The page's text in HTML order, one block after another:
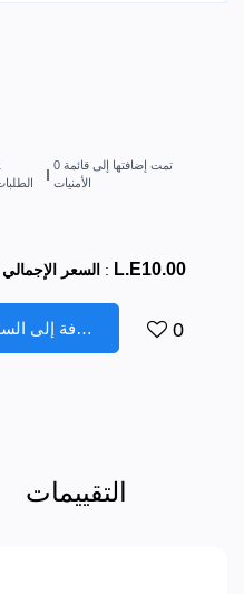
0 تمت إضافتها إلى قائمة
الأمنيات
السعر الإجمالي : L.E10.00
إضافة إلى 0
التقييمات